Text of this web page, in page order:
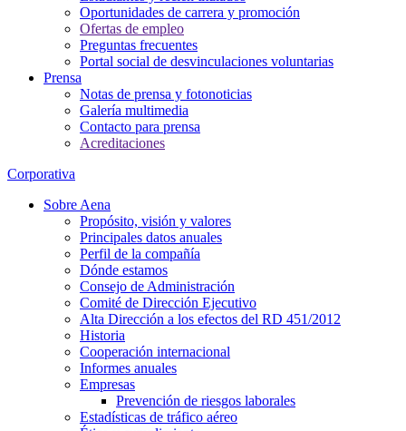
Oportunidades de carrera y promoción
Ofertas de empleo
Preguntas frecuentes
Portal social de desvinculaciones voluntarias
Prensa
Notas de prensa y fotonoticias
Galería multimedia
Contacto para prensa
Acreditaciones
Corporativa
Sobre Aena
Propósito, visión y valores
Principales datos anuales
Perfil de la compañía
Dónde estamos
Consejo de Administración
Comité de Dirección Ejecutivo
Alta Dirección a los efectos del RD 451/2012
Historia
Cooperación internacional
Informes anuales
Empresas
Prevención de riesgos laborales
Estadísticas de tráfico aéreo